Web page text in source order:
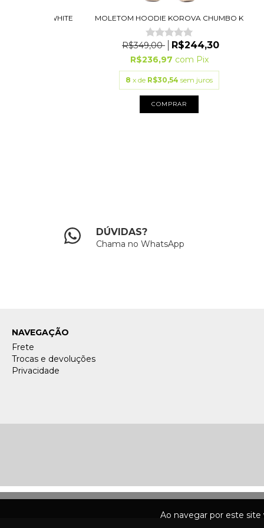
Ao navegar por este site
OFF-WHITE MOLETOM HOODIE KOROVA CHUMBO K
R$349,00 R$244,30
R$236,97 com Pix
8 x de R$30,54 sem juros
COMPRAR
DÚVIDAS?
Chama no WhatsApp
NAVEGAÇÃO
Frete
Trocas e devoluções
Privacidade